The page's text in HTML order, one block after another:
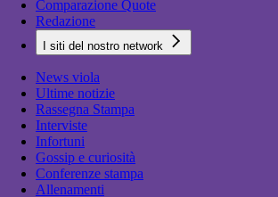
Comparazione Quote
Redazione
I siti del nostro network
News viola
Ultime notizie
Rassegna Stampa
Interviste
Infortuni
Gossip e curiosità
Conferenze stampa
Allenamenti